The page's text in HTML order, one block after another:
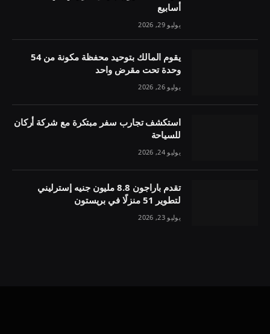
أسابيع
يوليو 29, 2026
يقوم المالك بتوحيد محفظة مكونة من 54
وحدة تحت مقرض واحد
يوليو 26, 2026
استكشف تجارب سفر مبتكرة مع شركة أركان
للسياحة
يوليو 24, 2026
تقدم باراجون 8.8 مليون جنيه إسترليني
لتطوير 51 منزلًا في بريستون
يوليو 23, 2026